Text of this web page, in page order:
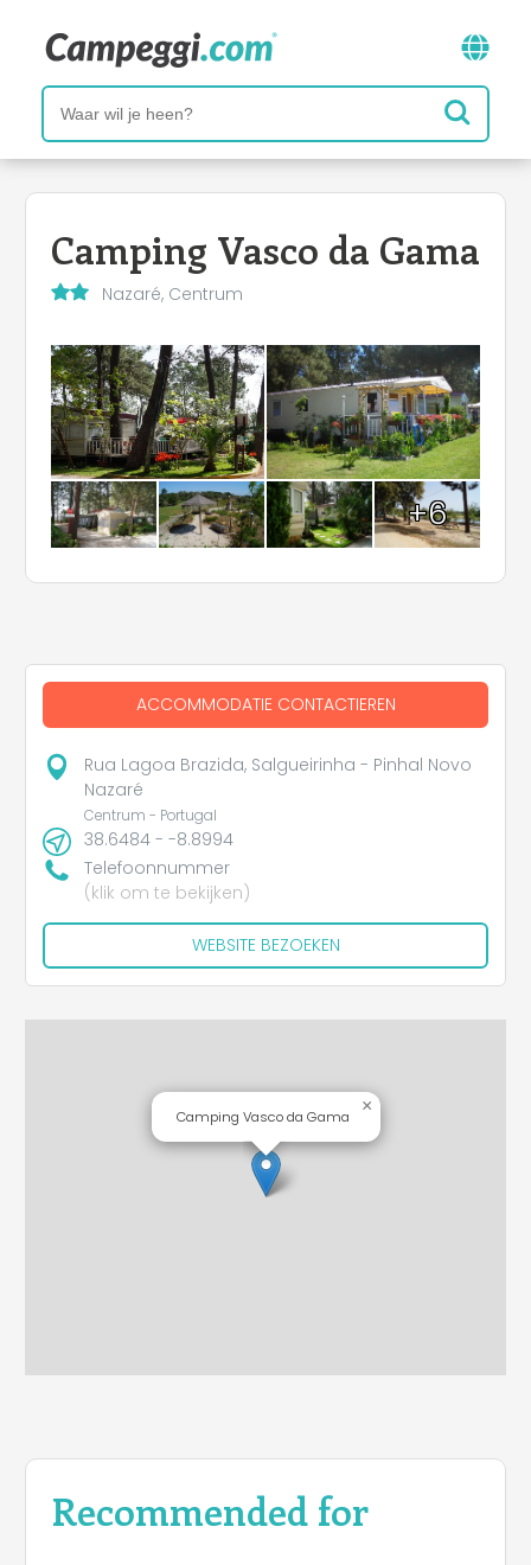
Camping Vasco da Gama
Nazaré, Centrum
+6
Recommended for
ACCOMMODATIE CONTACTIEREN
Rua Lagoa Brazida, Salgueirinha - Pinhal Novo
Nazaré
Centrum - Portugal
38.6484 - -8.8994
Telefoonnummer
(klik om te bekijken)
WEBSITE BEZOEKEN
Camping Vasco da Gama
×